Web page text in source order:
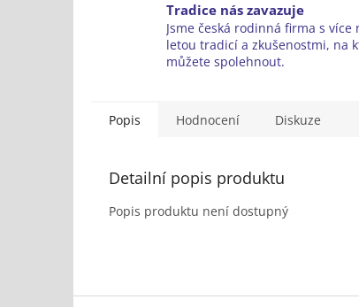
Tradice nás zavazuje
Jsme česká rodinná firma s více
letou tradicí a zkušenostmi, na
můžete spolehnout.
Popis Hodnocení Diskuze
Detailní popis produktu
Popis produktu není dostupný